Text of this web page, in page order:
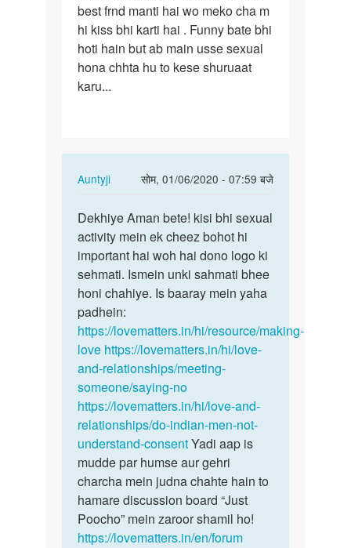
best frnd manti hai wo meko cha m
hi kiss bhi karti hai . Funny bate bhi
hoti hain but ab main usse sexual
hona chhta hu to kese shuruaat
karu...
Auntyji
सोम, 01/06/2020 - 07:59 बजे
In
to
Hello
auntyji
aunty
mera…
by
Aman
Dekhiye
Aman
bete!
kisi
bhi…
Dekhiye Aman bete! kisi bhi sexual
activity mein ek cheez bohot hi
important hai woh hai dono logo ki
sehmati. Ismein unki sahmati bhee
honi chahiye. Is baaray mein yaha
padhein:
https://lovematters.in/hi/resource/making-
love https://lovematters.in/hi/love-
and-relationships/meeting-
someone/saying-no
https://lovematters.in/hi/love-and-
relationships/do-indian-men-not-
understand-consentYadi aap is
mudde par humse aur gehri
charcha mein judna chahte hain to
hamare discussion board “Just
Poocho” mein zaroor shamil ho!
https://lovematters.in/en/forum